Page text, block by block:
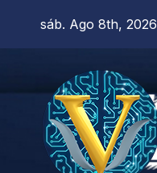
sáb. Ago 8th, 2026